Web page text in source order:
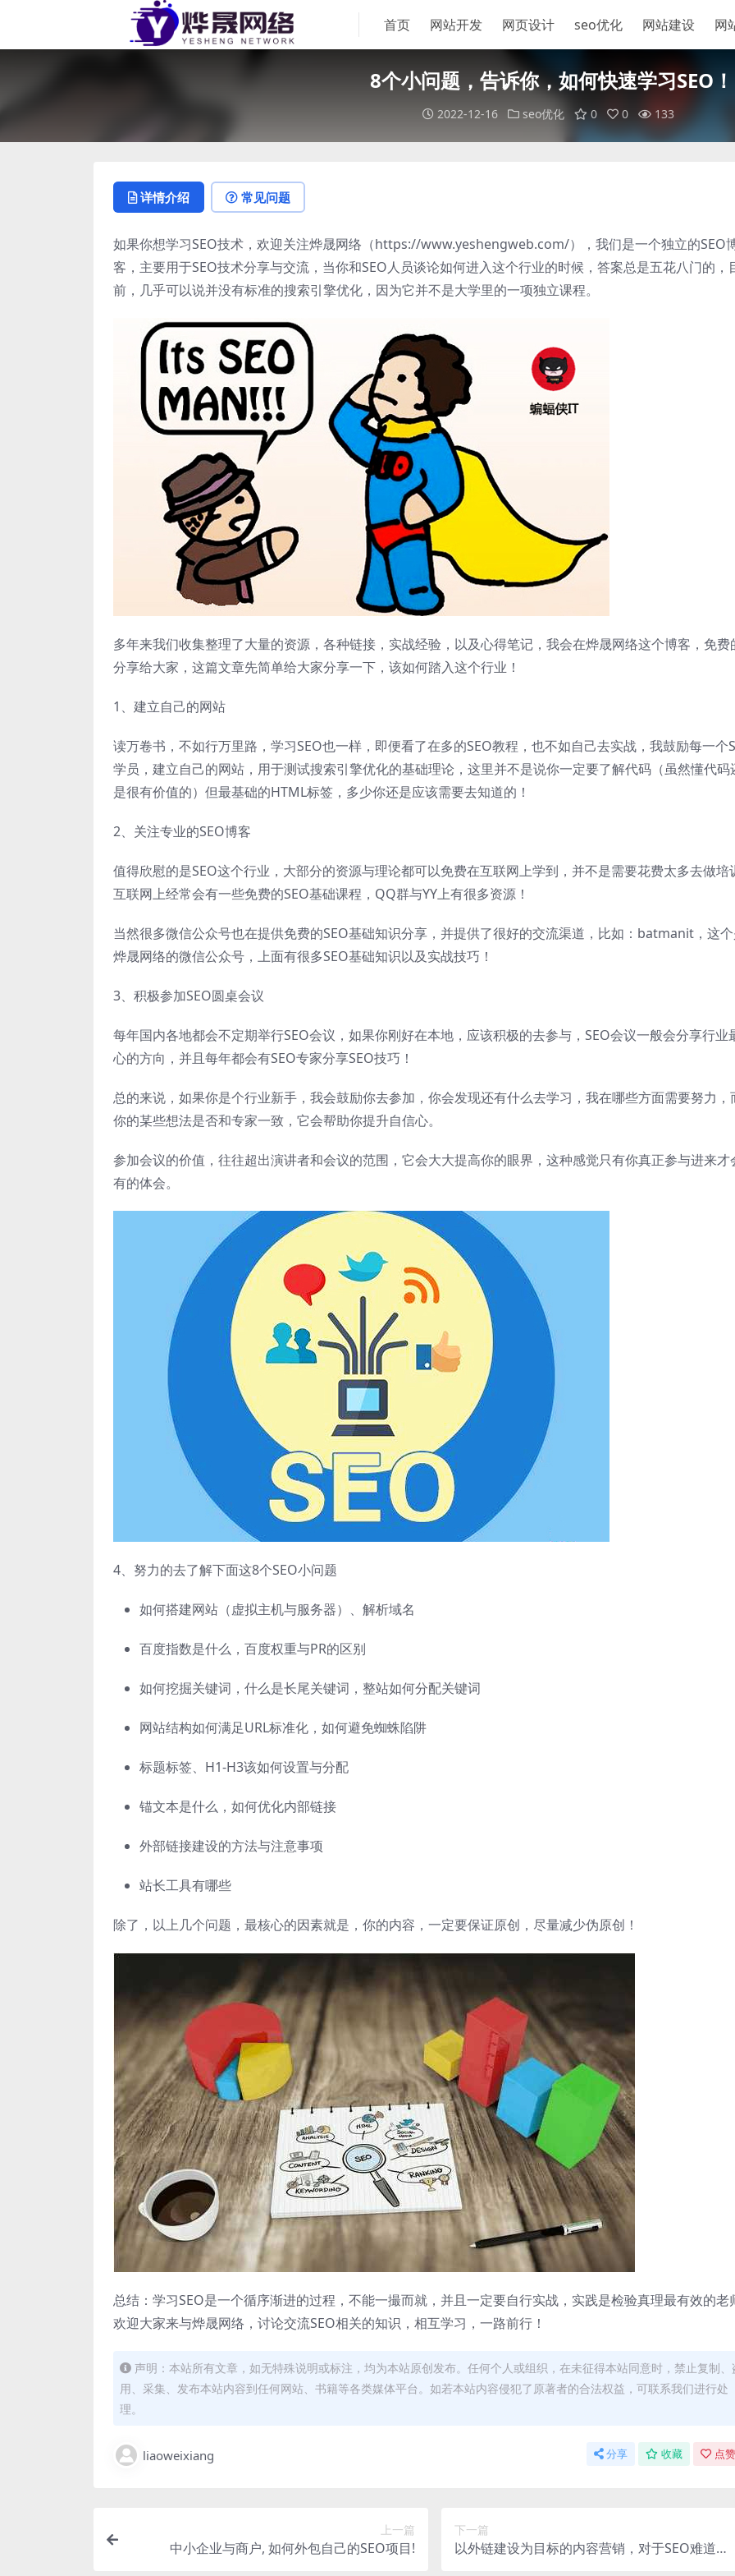
首页 网站开发 网页设计 seo优化 网站建设 网
8个小问题，告诉你，如何快速学习SEO！
2022-12-16 seo优化 0 0 133
详情介绍 常见问题
如果你想学习SEO技术，欢迎关注烨晟网络（https://www.yeshengweb.com/），我们是一个独立的SEO
客，主要用于SEO技术分享与交流，当你和SEO人员谈论如何进入这个行业的时候，答案总是五花八门的，
前，几乎可以说并没有标准的搜索引擎优化，因为它并不是大学里的一项独立课程。
多年来我们收集整理了大量的资源，各种链接，实战经验，以及心得笔记，我会在烨晟网络这个博客，免费
分享给大家，这篇文章先简单给大家分享一下，该如何踏入这个行业！
1、建立自己的网站
读万卷书，不如行万里路，学习SEO也一样，即便看了在多的SEO教程，也不如自己去实战，我鼓励每一个
学员，建立自己的网站，用于测试搜索引擎优化的基础理论，这里并不是说你一定要了解代码（虽然懂代码
是很有价值的）但最基础的HTML标签，多少你还是应该需要去知道的！
2、关注专业的SEO博客
值得欣慰的是SEO这个行业，大部分的资源与理论都可以免费在互联网上学到，并不是需要花费太多去做培
互联网上经常会有一些免费的SEO基础课程，QQ群与YY上有很多资源！
当然很多微信公众号也在提供免费的SEO基础知识分享，并提供了很好的交流渠道，比如：batmanit，这
烨晟网络的微信公众号，上面有很多SEO基础知识以及实战技巧！
3、积极参加SEO圆桌会议
每年国内各地都会不定期举行SEO会议，如果你刚好在本地，应该积极的去参与，SEO会议一般会分享行业
心的方向，并且每年都会有SEO专家分享SEO技巧！
总的来说，如果你是个行业新手，我会鼓励你去参加，你会发现还有什么去学习，我在哪些方面需要努力，
你的某些想法是否和专家一致，它会帮助你提升自信心。
参加会议的价值，往往超出演讲者和会议的范围，它会大大提高你的眼界，这种感觉只有你真正参与进来才
有的体会。
4、努力的去了解下面这8个SEO小问题
如何搭建网站（虚拟主机与服务器）、解析域名
百度指数是什么，百度权重与PR的区别
如何挖掘关键词，什么是长尾关键词，整站如何分配关键词
网站结构如何满足URL标准化，如何避免蜘蛛陷阱
标题标签、H1-H3该如何设置与分配
锚文本是什么，如何优化内部链接
外部链接建设的方法与注意事项
站长工具有哪些
除了，以上几个问题，最核心的因素就是，你的内容，一定要保证原创，尽量减少伪原创！
总结：学习SEO是一个循序渐进的过程，不能一撮而就，并且一定要自行实战，实践是检验真理最有效的老
欢迎大家来与烨晟网络，讨论交流SEO相关的知识，相互学习，一路前行！
声明：本站所有文章，如无特殊说明或标注，均为本站原创发布。任何个人或组织，在未征得本站同意时，禁止复制、
用、采集、发布本站内容到任何网站、书籍等各类媒体平台。如若本站内容侵犯了原著者的合法权益，可联系我们进行处
理。
liaoweixiang 分享 收藏 点
上一篇
中小企业与商户, 如何外包自己的SEO项目!
下一篇
以外链建设为目标的内容营销，对于SEO难道是